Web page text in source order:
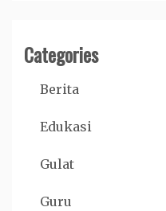
Categories
Berita
Edukasi
Gulat
Guru